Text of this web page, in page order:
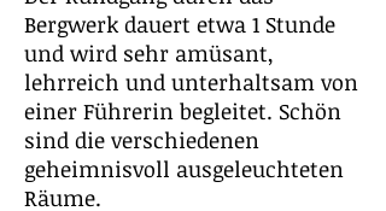
Bergwerk dauert etwa 1 Stunde
und wird sehr amüsant,
lehrreich und unterhaltsam von
einer Führerin begleitet. Schön
sind die verschiedenen
geheimnisvoll ausgeleuchteten
Räume.